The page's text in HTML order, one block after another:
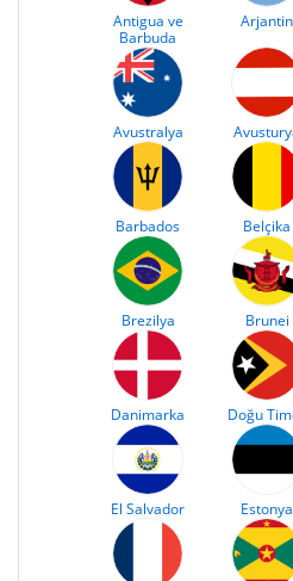
Antigua ve
Barbuda
Arjantin
Avustralya
Barbados Belçika
Brezilya Brunei
Danimarka Doğu
El Salvador Estonya